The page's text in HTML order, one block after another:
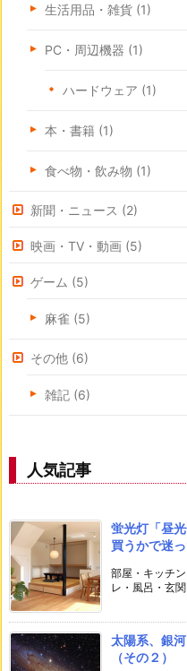
生活用品・雑貨 (1)
PC・周辺機器 (1)
ハードウェア (1)
本・書籍 (1)
食べ物・飲み物 (1)
新聞・ニュース (2)
映画・TV・動画 (5)
ゲーム (5)
麻雀 (5)
その他 (6)
雑記 (6)
人気記事
蛍光灯「昼
買うかで迷
部屋・キッチ
レ・風呂・玄
太陽系、銀
（その２）